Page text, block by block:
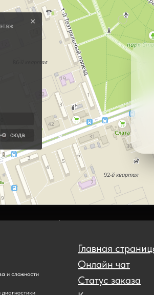
Главная
Статус заказа
и сложности
Онлайн чат